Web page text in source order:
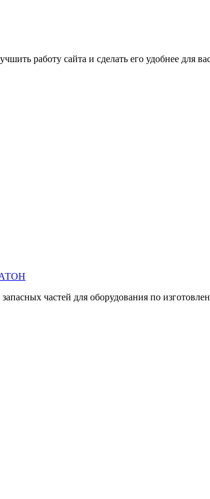
работу сайта и сделать его удобнее для
частей для оборудования по